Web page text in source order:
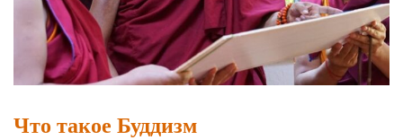
Что такое Буддизм